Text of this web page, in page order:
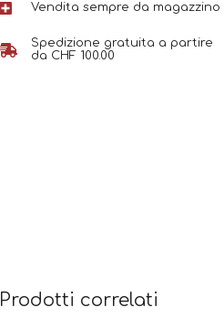
Vendita sempre da magazzino
Spedizione gratuita a partire
da CHF 100.00
Prodotti correlati